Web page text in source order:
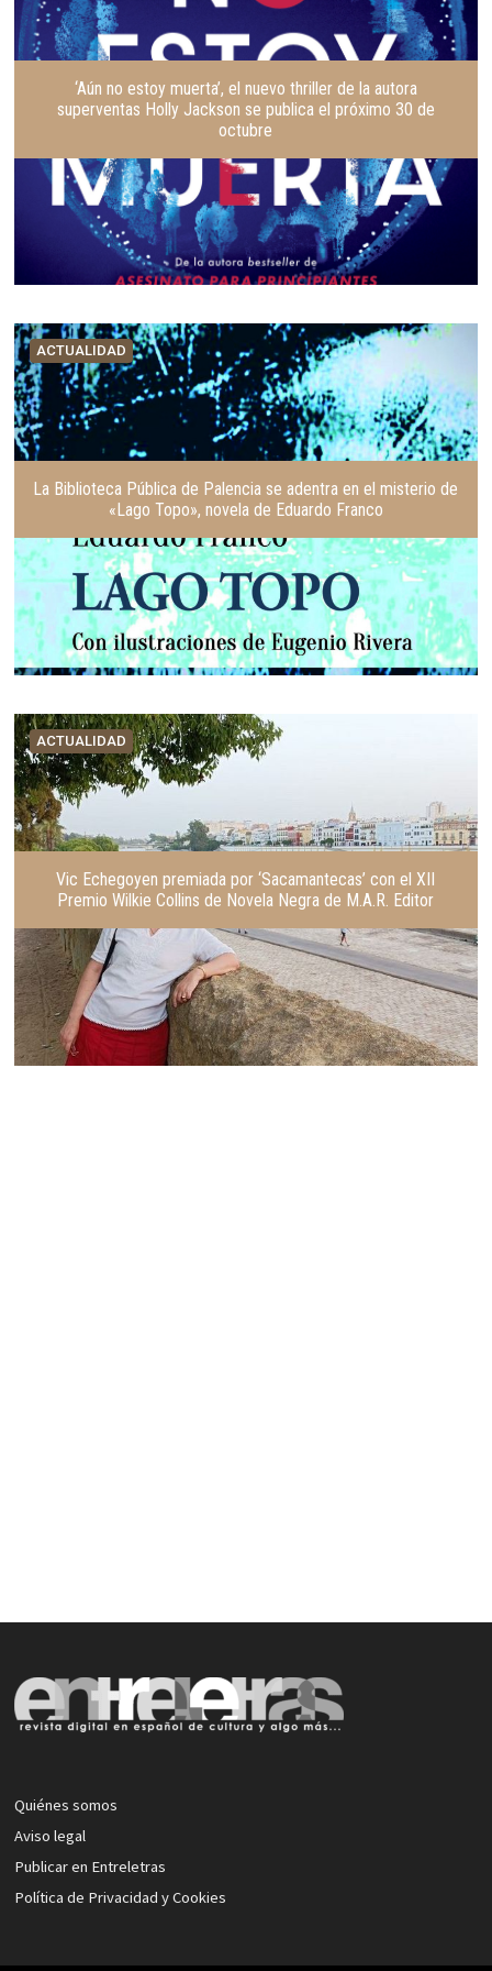
‘Aún no estoy muerta’, el nuevo thriller de la autora
superventas Holly Jackson se publica el próximo 30 de
octubre
ACTUALIDAD
La Biblioteca Pública de Palencia se adentra en el misterio de
«Lago Topo», novela de Eduardo Franco
ACTUALIDAD
Vic Echegoyen premiada por ‘Sacamantecas’ con el XII
Premio Wilkie Collins de Novela Negra de M.A.R. Editor
Quiénes somos
Aviso legal
Publicar en Entreletras
Política de Privacidad y Cookies